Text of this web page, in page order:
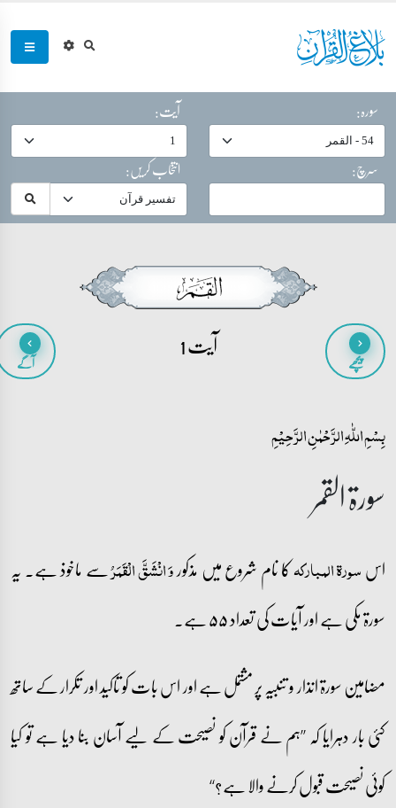
سورہ:
آیت:
سرچ:
انتخاب کریں:
پیچھے آیت 1 آگے
بِسۡمِ اللّٰہِ الرَّحۡمٰنِ الرَّحِیۡمِ
سورۃ القمر
اسسورۃ المبارکہکا نام شروع میں مذکوروَ انۡشَقَّ الۡقَمَرُسے ماخوذ ہے۔ یہ
سورۃ مکی ہے اور آیات کی تعداد ۵۵ ہے۔
مضامین سورۃ انذار و تنبیہ پر مشتمل ہے اور اس بات کو تاکید اور تکرار کے ساتھ
کئی بار دہرایا کہ ’’ہم نے قرآن کو نصیحت کے لیے آسان بنا دیا ہے تو کیا
کوئی نصیحت قبول کرنے والا ہے؟‘‘